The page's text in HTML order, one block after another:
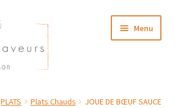
Menu
PLATS Plats Chauds
JOUE DE BŒUF SAUCE